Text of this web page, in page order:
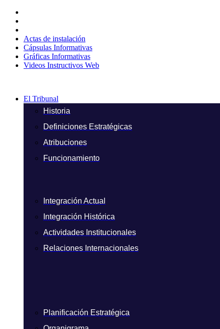
contenido
Actas de instalación
Cápsulas Informativas
Gráficas Informativas
Videos Instructivos Web
El Tribunal
Historia
Definiciones Estratégicas
Atribuciones
Funcionamiento
Integración Actual
Integración Histórica
Actividades Institucionales
Relaciones Internacionales
Planificación Estratégica